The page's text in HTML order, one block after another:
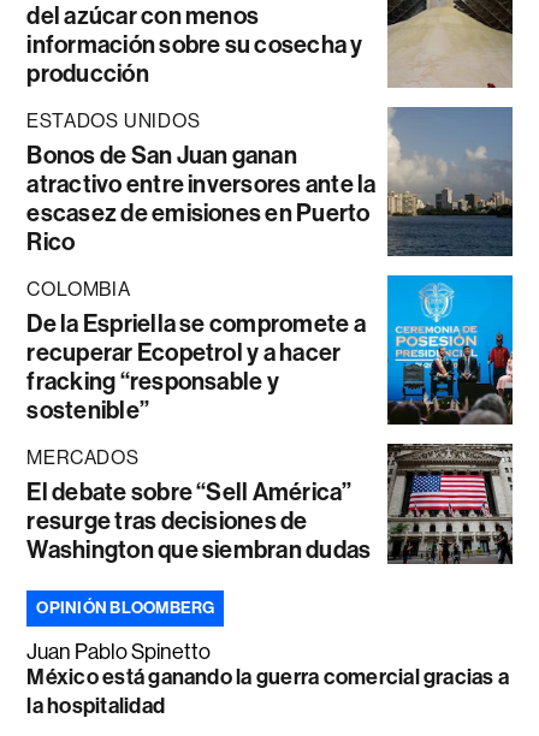
del azúcar con menos
información sobre su cosecha y
producción
ESTADOS UNIDOS
Bonos de San Juan ganan
atractivo entre inversores ante la
escasez de emisiones en Puerto
Rico
COLOMBIA
De la Espriella se compromete a
recuperar Ecopetrol y a hacer
fracking “responsable y
sostenible”
MERCADOS
El debate sobre “Sell América”
resurge tras decisiones de
Washington que siembran dudas
OPINIÓN BLOOMBERG
Juan Pablo Spinetto
México está ganando la guerra comercial gracias a
la hospitalidad